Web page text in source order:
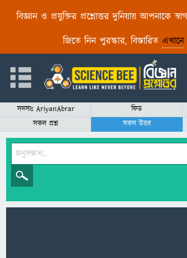
বিজ্ঞান ও প্রযুক্তির প্রশ্নোত্তর দুনিয়ায় আপনাকে
জিতে নিন পুরস্কার, বিস্তারিত এখানে
সদস্যঃ AriyanAbrar ফিড
সকল প্রশ্ন
সকল উত্তর